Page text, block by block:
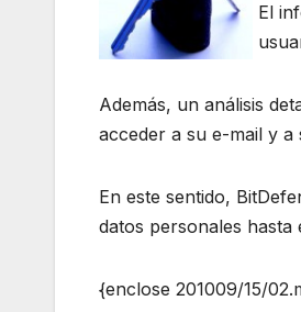
El
Además, un análisis
acceder a su e-mail y a
En este sentido,
datos personales
{enclose 201009/15/